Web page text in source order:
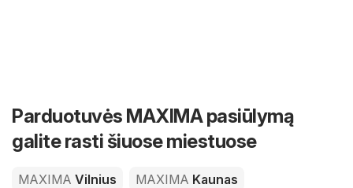
Parduotuvės MAXIMA pasiūlymą
galite rasti šiuose miestuose
MAXIMA Vilnius MAXIMA Kaunas